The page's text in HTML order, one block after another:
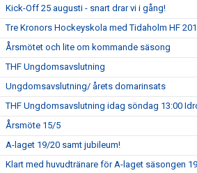
Kick-Off 25 augusti - snart drar vi i gång!
Tre Kronors Hockeyskola med Tidaholm HF
Årsmötet och lite om kommande säsong
THF Ungdomsavslutning
Ungdomsavslutning/ årets domarinsats
THF Ungdomsavslutning idag söndag 13:00
Årsmöte 15/5
A-laget 19/20 samt jubileum!
Klart med huvudtränare för A-laget säsongen